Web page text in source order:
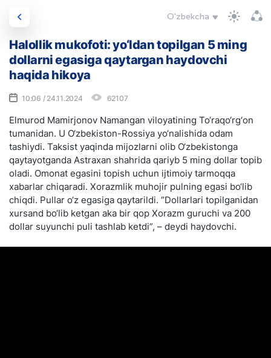
O'zbekcha
Halollik mukofoti: yo‘ldan topilgan 5 ming
dollarni egasiga qaytargan haydovchi
haqida hikoya
10:06 / 24.11.2024 62107
Elmurod Mamirjonov Namangan viloyatining To‘raqo‘rg‘on
tumanidan. U O‘zbekiston-Rossiya yo‘nalishida odam
tashiydi. Taksist yaqinda mijozlarni olib O‘zbekistonga
qaytayotganda Astraxan shahrida qariyb 5 ming dollar topib
oladi. Omonat egasini topish uchun ijtimoiy tarmoqqa
xabarlar chiqaradi. Xorazmlik muhojir pulning egasi bo‘lib
chiqdi. Pullar o‘z egasiga qaytarildi. “Dollarlari topilganidan
xursand bo‘lib ketgan aka bir qop Xorazm guruchi va 200
dollar suyunchi puli tashlab ketdi”, – deydi haydovchi.